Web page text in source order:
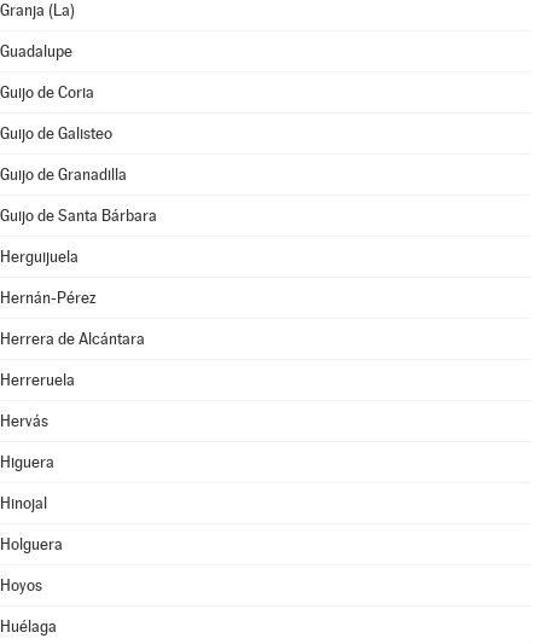
Granja (La)
Guadalupe
Guijo de Coria
Guijo de Galisteo
Guijo de Granadilla
Guijo de Santa Bárbara
Herguijuela
Hernán-Pérez
Herrera de Alcántara
Herreruela
Hervás
Higuera
Hinojal
Holguera
Hoyos
Huélaga